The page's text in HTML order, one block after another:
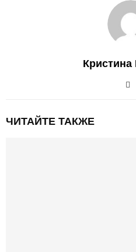
Кристина
ЧИТАЙТЕ ТАКЖЕ